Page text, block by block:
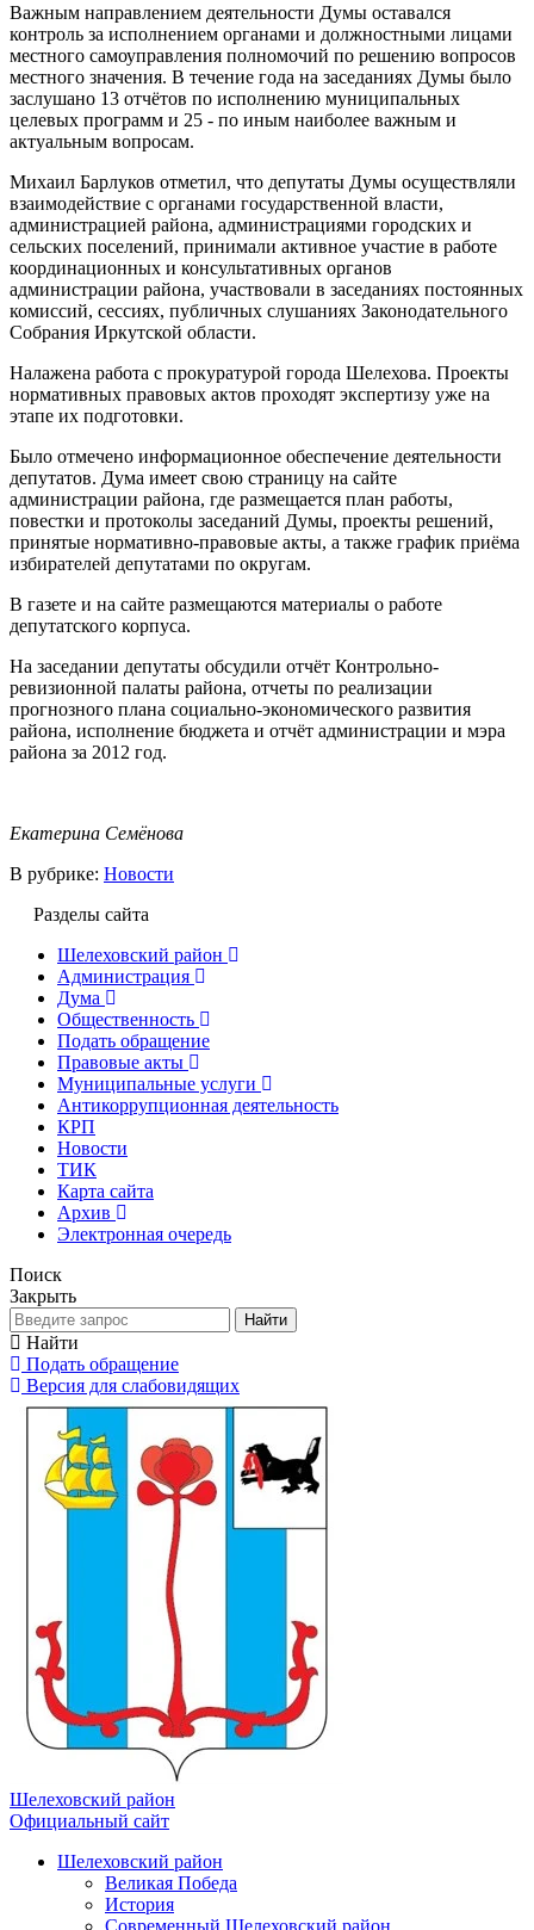
Важным направлением деятельности Думы оставался
контроль за исполнением органами и должностными лицами
местного самоуправления полномочий по решению вопросов
местного значения. В течение года на заседаниях Думы было
заслушано 13 отчётов по исполнению муниципальных
целевых программ и 25 - по иным наиболее важным и
актуальным вопросам.
Михаил Барлуков отметил, что депутаты Думы осуществляли
взаимодействие с органами государственной власти,
администрацией района, администрациями городских и
сельских поселений, принимали активное участие в работе
координационных и консультативных органов
администрации района, участвовали в заседаниях постоянных
комиссий, сессиях, публичных слушаниях Законодательного
Собрания Иркутской области.
Налажена работа с прокуратурой города Шелехова. Проекты
нормативных правовых актов проходят экспертизу уже на
этапе их подготовки.
Было отмечено информационное обеспечение деятельности
депутатов. Дума имеет свою страницу на сайте
администрации района, где размещается план работы,
повестки и протоколы заседаний Думы, проекты решений,
принятые нормативно-правовые акты, а также график приёма
избирателей депутатами по округам.
В газете и на сайте размещаются материалы о работе
депутатского корпуса.
На заседании депутаты обсудили отчёт Контрольно-
ревизионной палаты района, отчеты по реализации
прогнозного плана социально-экономического развития
района, исполнение бюджета и отчёт администрации и мэра
района за 2012 год.
Екатерина Семёнова
В рубрике: Новости
Разделы сайта
Шелеховский район
Администрация
Дума
Общественность
Подать обращение
Правовые акты
Муниципальные услуги
Антикоррупционная деятельность
КРП
Новости
ТИК
Карта сайта
Архив
Электронная очередь
Поиск
Закрыть
Найти
Найти
Подать обращение
Версия для слабовидящих
Шелеховский район
Официальный сайт
Шелеховский район
Великая Победа
История
Современный Шелеховский район